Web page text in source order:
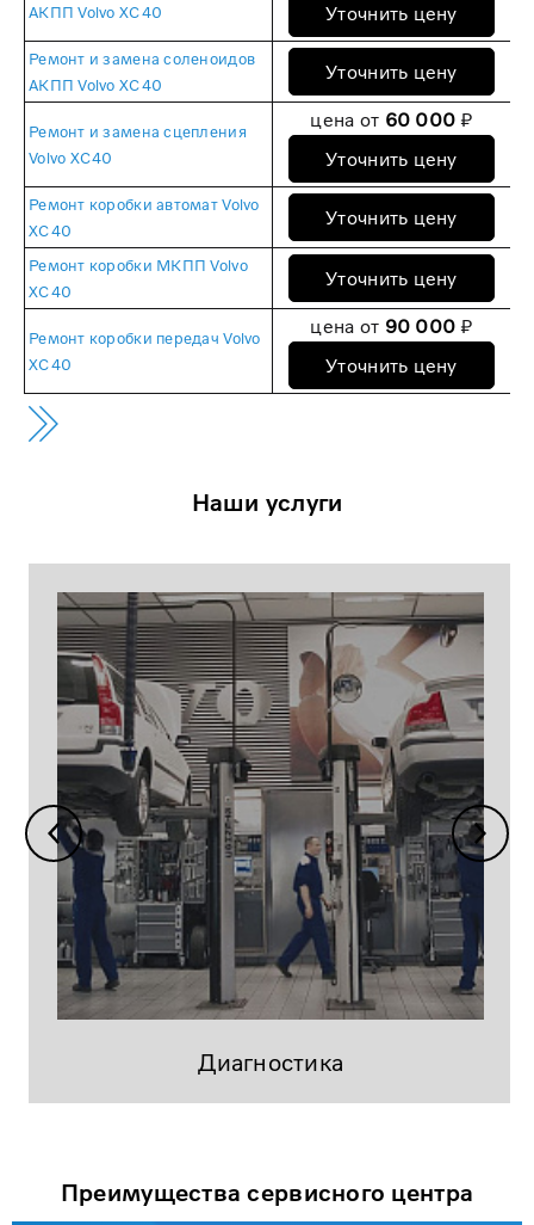
АКПП Volvo XC40
Уточнить цену
Ремонт и замена соленоидов
АКПП Volvo XC40
Уточнить цену
Ремонт и замена сцепления
Volvo XC40
цена от 60 000 ₽
Уточнить цену
Ремонт коробки автомат Volvo
XC40
Уточнить цену
Ремонт коробки МКПП Volvo
XC40
Уточнить цену
Ремонт коробки передач Volvo
XC40
цена от 90 000 ₽
Уточнить цену
Наши услуги
Диагностика
Преимущества сервисного центра